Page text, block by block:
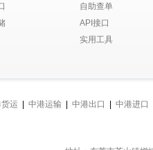
自助查单
API接口
实用工具
运 中港运输 中港出口 中港进口